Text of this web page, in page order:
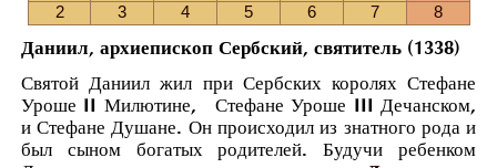
2
3 4 5 6 7 8
Даниил, архиепископ Сербский, святитель (1338)
Святой Даниил жил при Сербских королях Стефане
Уроше II Милютине, Стефане Уроше III Дечанском,
и Стефане Душане. Он происходил из знатного рода и
был сыном богатых родителей. Будучи ребенком